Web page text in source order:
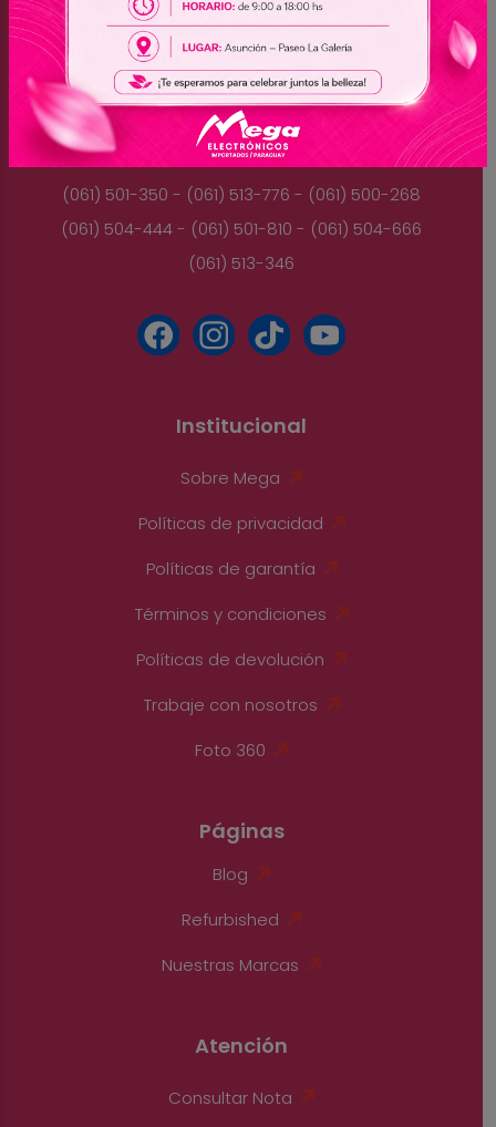
(045) 3528-9053 - (045) 3528-8462
(045) 3025-7072 - (045) 3025-7736
(045) 3025-7713
Paraguay
(061) 501-350 - (061) 513-776 - (061) 500-268
(061) 504-444 - (061) 501-810 - (061) 504-666
(061) 513-346
Institucional
Sobre Mega
Políticas de privacidad
Políticas de garantía
Términos y condiciones
Políticas de devolución
Trabaje con nosotros
Foto 360
Páginas
Blog
Refurbished
Nuestras Marcas
Atención
Consultar Nota